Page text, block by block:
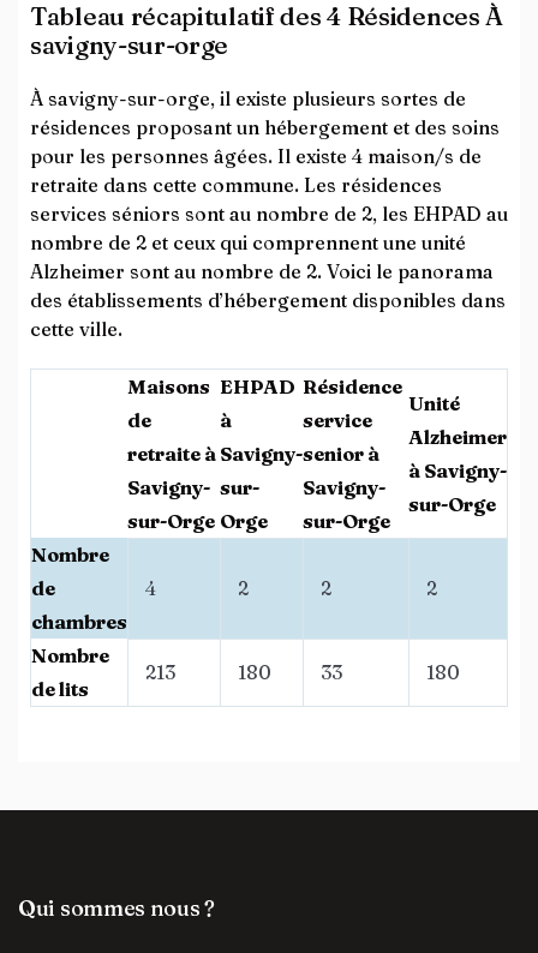
Tableau récapitulatif des 4 Résidences À
savigny-sur-orge
À savigny-sur-orge, il existe plusieurs sortes de
résidences proposant un hébergement et des soins
pour les personnes âgées. Il existe 4 maison/s de
retraite dans cette commune. Les résidences
services séniors sont au nombre de 2, les EHPAD au
nombre de 2 et ceux qui comprennent une unité
Alzheimer sont au nombre de 2. Voici le panorama
des établissements d’hébergement disponibles dans
cette ville.
Maisons
de
retraite à
Savigny-
sur-Orge
EHPAD
à
Savigny-
sur-
Orge
Résidence
service
senior à
Savigny-
sur-Orge
Unité
Alzheimer
à Savigny-
sur-Orge
Nombre
de
chambres
4 2 2 2
Nombre
de lits
213 180 33 180
Qui sommes nous ?